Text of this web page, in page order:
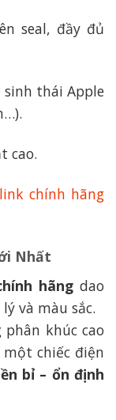
seal, đầy đủ
sinh thái Apple
cao.
link chính hãng
Nhất
hãngdao
và màu sắc.
khúc cao
chiếc điện
bỉ – ổn định